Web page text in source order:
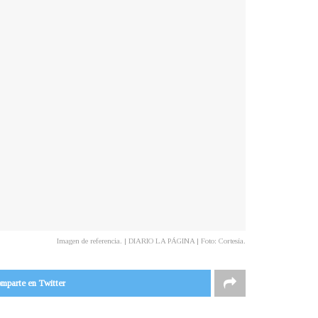
Imagen de referencia. | DIARIO LA PÁGINA | Foto: Cortesía.
en Twitter